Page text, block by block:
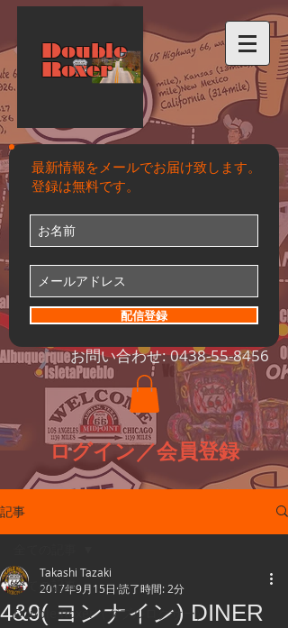
Double
Roxer
お問い合わせ:0438-55-8456
最新情報をメールでお届け致します。
登録は無料です。
配信登録
ログイン／会員登録
記事
全ての記事
Double Roxer（ダブルロクサー）
4&9( ヨンナイン) DINER
Takashi Tazaki
2017年9月15日 読了時間: 2分